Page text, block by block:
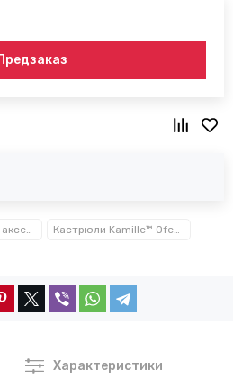
Посуда, кухонные аксессуары и принадлежности TM Kamille TM Ofenbach Кастрюли Kamille™ Ofenbach™
Характеристики